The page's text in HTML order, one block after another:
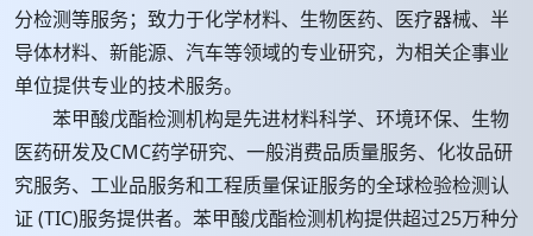
分检测等服务；致力于化学材料、生物医药、医疗器械、半
导体材料、新能源、汽车等领域的专业研究，为相关企事业
单位提供专业的技术服务。
苯甲酸戊酯检测机构是先进材料科学、环境环保、生物
医药研发及CMC药学研究、一般消费品质量服务、化妆品研
究服务、工业品服务和工程质量保证服务的全球检验检测认
证 (TIC)服务提供者。苯甲酸戊酯检测机构提供超过25万种分